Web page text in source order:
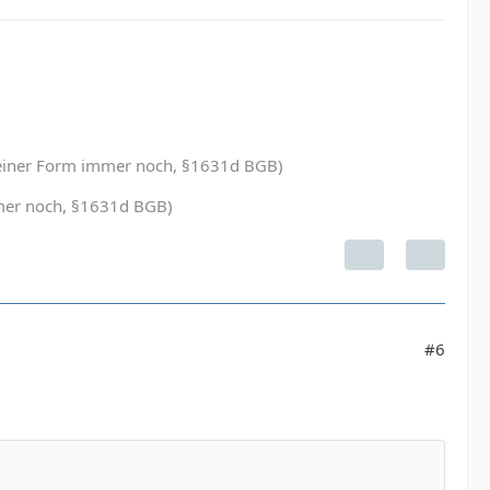
Form immer noch, §1631d BGB)
noch, §1631d BGB)
#6